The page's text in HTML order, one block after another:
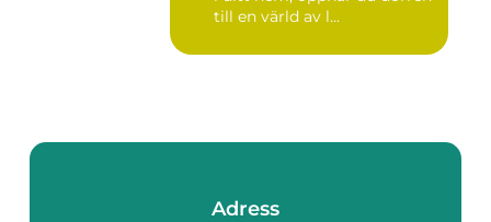
till en värld av l...
Adress